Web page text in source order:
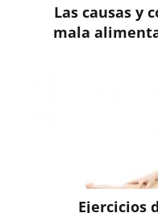
Las causas y
mala
Ejercicios